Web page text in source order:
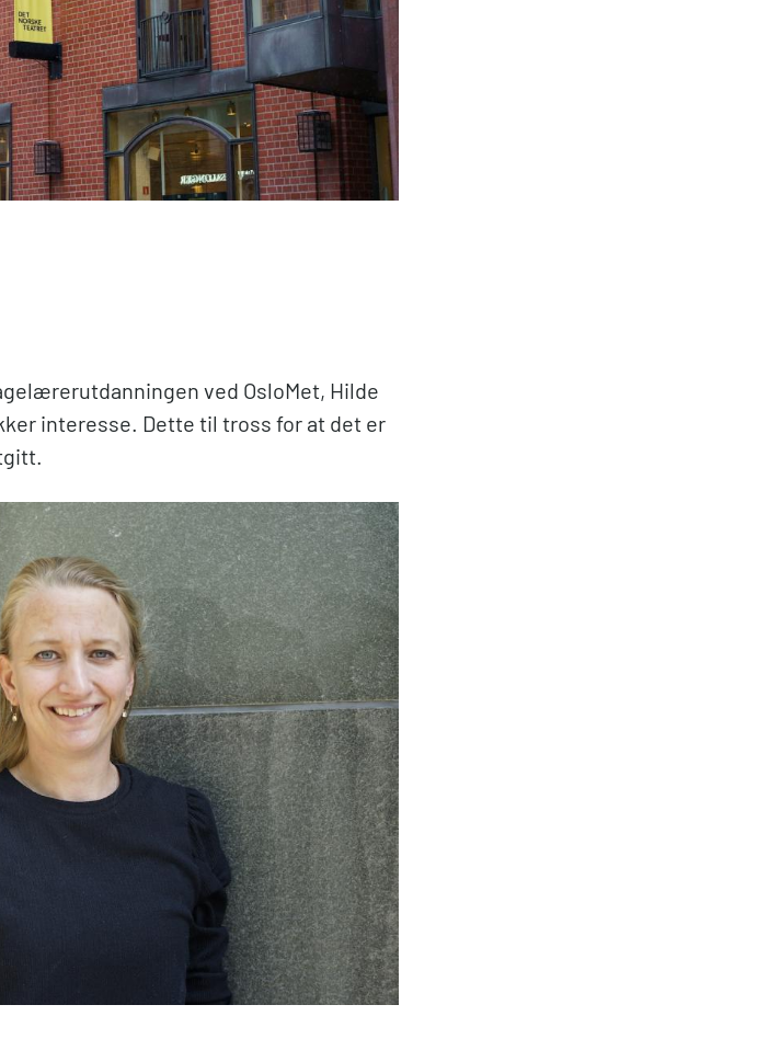
ved OsloMet, Hilde
interesse. Dette til tross for at det er